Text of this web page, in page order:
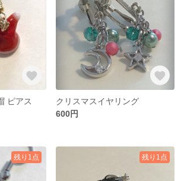
ピアス
クリスマスイヤリング
600円
残り1点 残り1点